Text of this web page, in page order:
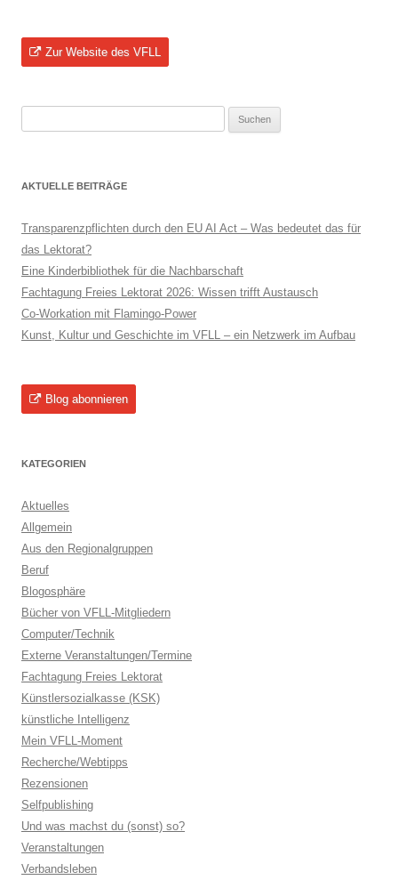
Zur Website des VFLL
AKTUELLE BEITRÄGE
Transparenzpflichten durch den EU AI Act – Was bedeutet das für
das Lektorat?
Eine Kinderbibliothek für die Nachbarschaft
Fachtagung Freies Lektorat 2026: Wissen trifft Austausch
Co-Workation mit Flamingo-Power
Kunst, Kultur und Geschichte im VFLL – ein Netzwerk im Aufbau
Blog abonnieren
KATEGORIEN
Aktuelles
Allgemein
Aus den Regionalgruppen
Beruf
Blogosphäre
Bücher von VFLL-Mitgliedern
Computer/Technik
Externe Veranstaltungen/Termine
Fachtagung Freies Lektorat
Künstlersozialkasse (KSK)
künstliche Intelligenz
Mein VFLL-Moment
Recherche/Webtipps
Rezensionen
Selfpublishing
Und was machst du (sonst) so?
Veranstaltungen
Verbandsleben